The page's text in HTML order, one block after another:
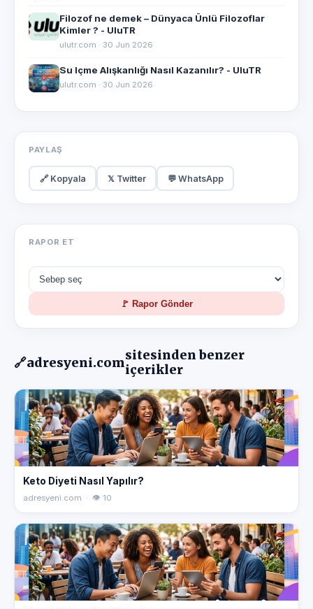
Filozof ne demek – Dünyaca Ünlü Filozoflar
Kimler ? - UluTR
ulutr.com · 30 Jun 2026
Su Içme Alışkanlığı Nasıl Kazanılır? - UluTR
ulutr.com · 30 Jun 2026
PAYLAŞ
🔗 Kopyala 𝕏 Twitter 💬 WhatsApp
RAPOR ET
🚩 Rapor Gönder
🔗adresyeni.comsitesinden benzer
içerikler
Keto Diyeti Nasıl Yapılır?
adresyeni.com · 👁 10